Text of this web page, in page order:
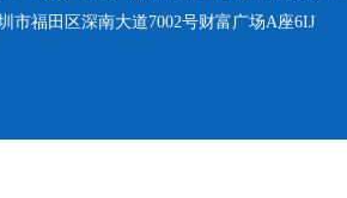
市福田区深南大道7002号财富广场A座6IJ